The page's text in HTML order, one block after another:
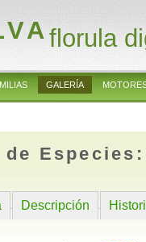
florula
GALERÍA
de
Descripción